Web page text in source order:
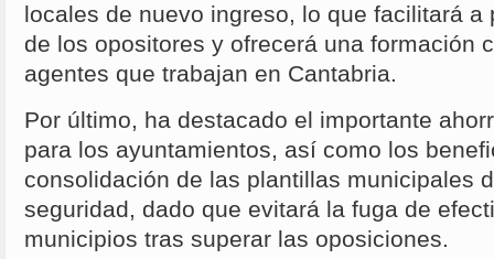
locales de nuevo ingreso, lo que facilitará a
de los opositores y ofrecerá una formación
agentes que trabajan en Cantabria.
Por último, ha destacado el importante
para los ayuntamientos, así como los
consolidación de las plantillas municipales
seguridad, dado que evitará la fuga de
municipios tras superar las oposiciones.